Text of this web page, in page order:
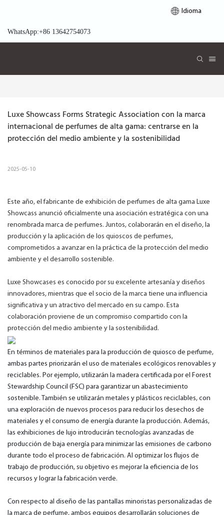
Idioma
WhatsApp:+86 13642754073
Luxe Showcass Forms Strategic Association con la marca
internacional de perfumes de alta gama: centrarse en la
protección del medio ambiente y la sostenibilidad
2025-05-10
Este año, el fabricante de exhibición de perfumes de alta gama Luxe
Showcass anunció oficialmente una asociación estratégica con una
renombrada marca de perfumes. Juntos, colaborarán en el diseño, la
producción y la aplicación de los quioscos de perfumes,
comprometidos a avanzar en la práctica de la protección del medio
ambiente y el desarrollo sostenible.
Luxe Showcases es conocido por su excelente artesanía y diseños
innovadores, mientras que el socio de la marca tiene una influencia
significativa y un atractivo del mercado en su campo. Esta
colaboración proviene de un compromiso compartido con la
protección del medio ambiente y la sostenibilidad.
En términos de materiales para la producción de quiosco de perfume,
ambas partes priorizarán el uso de materiales ecológicos renovables y
reciclables. Por ejemplo, utilizarán la madera certificada por el Forest
Stewardship Council (FSC) para garantizar un abastecimiento
sostenible. También se utilizarán metales y plásticos reciclables, con
una exploración de nuevos procesos para reducir los desechos de
materiales y el consumo de energía durante la producción. Además,
las exhibiciones de lujo introducirán tecnologías avanzadas de
producción de baja energía para minimizar las emisiones de carbono
durante todo el proceso de fabricación. Al optimizar los flujos de
trabajo de producción, su objetivo es mejorar la eficiencia de los
recursos y lograr la fabricación verde.
Con respecto al diseño de las pantallas minoristas personalizadas de
la marca de perfume, ambos equipos desarrollarán soluciones de